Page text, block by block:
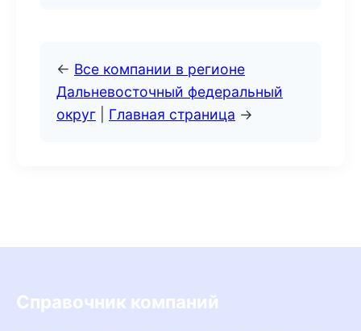
← Все компании в регионе
Дальневосточный федеральный
округ
Главная страница →
Справочник компаний